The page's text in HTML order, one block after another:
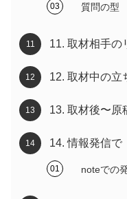
質問の型
11. 取材相手の
12. 取材中の立
13. 取材後〜原
14. 情報発信で
noteでの